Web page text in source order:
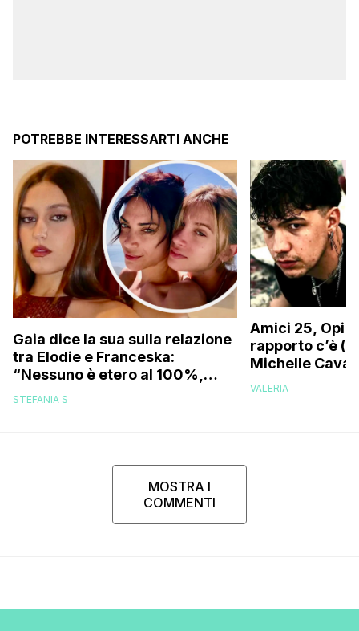
POTREBBE INTERESSARTI ANCHE
Gaia dice la sua sulla relazione
tra Elodie e Franceska:
“Nessuno è etero al 100%,
trovo folle che…”
STEFANIA S
Amici 25, Opi
rapporto c’è
Michelle
VALERIA
MOSTRA I
COMMENTI